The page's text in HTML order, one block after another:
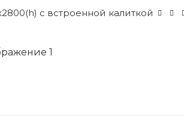
с встроенной калиткой